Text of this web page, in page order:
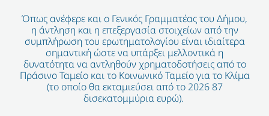
Όπως ανέφερε και ο Γενικός Γραμματέας του Δήμου,
η άντληση και η επεξεργασία στοιχείων από την
συμπλήρωση του ερωτηματολογίου είναι ιδιαίτερα
σημαντική ώστε να υπάρξει μελλοντικά η
δυνατότητα να αντληθούν χρηματοδοτήσεις από το
Πράσινο Ταμείο και το Κοινωνικό Ταμείο για το Κλίμα
(το οποίο θα εκταμιεύσει από το 2026 87
δισεκατομμύρια ευρώ).